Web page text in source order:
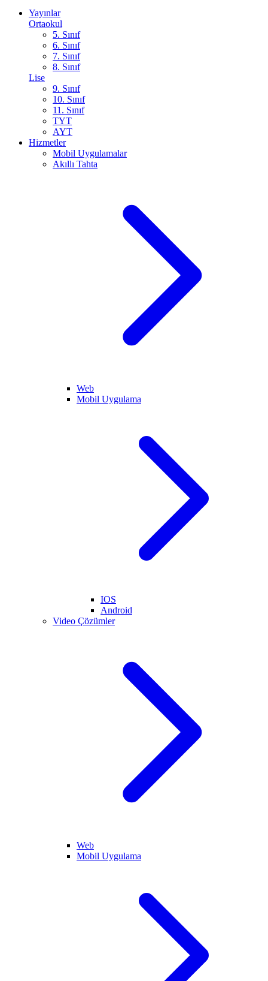
Yayınlar
Ortaokul
5. Sınıf
6. Sınıf
7. Sınıf
8. Sınıf
Lise
9. Sınıf
10. Sınıf
11. Sınıf
TYT
AYT
Hizmetler
Mobil Uygulamalar
Akıllı Tahta
Web
Mobil Uygulama
IOS
Android
Video Çözümler
Web
Mobil Uygulama